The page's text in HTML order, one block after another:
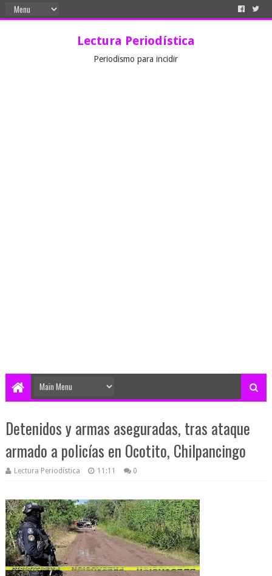
Lectura Periodística
Periodismo para incidir
Detenidos y armas aseguradas, tras ataque
armado a policías en Ocotito, Chilpancingo
Lectura Periodística 11:11 0